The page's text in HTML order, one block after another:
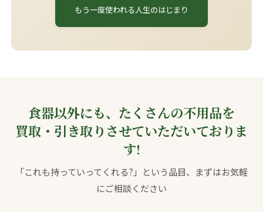
もう一度使われる人生のはじまり
食器以外にも、たくさんの不用品を
買取・引き取りさせていただいておりま
す!
「これも持っていってくれる?」という品目、まずはお気軽
にご相談ください